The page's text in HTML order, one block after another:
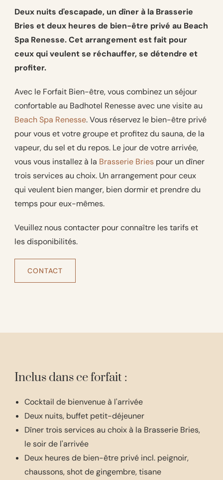
Deux nuits d'escapade, un dîner à la Brasserie
Bries et deux heures de bien-être privé au Beach
Spa Renesse. Cet arrangement est fait pour
ceux qui veulent se réchauffer, se détendre et
profiter.
Avec le Forfait Bien-être, vous combinez un séjour
confortable au Badhotel Renesse avec une visite au
Beach Spa Renesse. Vous réservez le bien-être privé
pour vous et votre groupe et profitez du sauna, de la
vapeur, du sel et du repos. Le jour de votre arrivée,
vous vous installez à la Brasserie Bries pour un dîner
trois services au choix. Un arrangement pour ceux
qui veulent bien manger, bien dormir et prendre du
temps pour eux-mêmes.
Veuillez nous contacter pour connaître les tarifs et
les disponibilités.
CONTACT
Inclus dans ce forfait :
Cocktail de bienvenue à l'arrivée
Deux nuits, buffet petit-déjeuner
Dîner trois services au choix à la Brasserie Bries,
le soir de l'arrivée
Deux heures de bien-être privé incl. peignoir,
chaussons, shot de gingembre, tisane